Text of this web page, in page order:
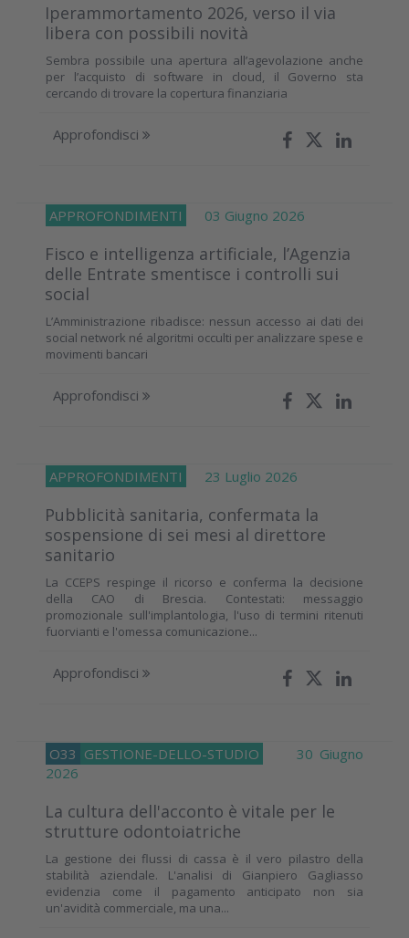
Iperammortamento 2026, verso il via
libera con possibili novità
Sembra possibile una apertura all’agevolazione anche
per l’acquisto di software in cloud, il Governo sta
cercando di trovare la copertura finanziaria
Approfondisci
APPROFONDIMENTI 03 Giugno 2026
Fisco e intelligenza artificiale, l’Agenzia
delle Entrate smentisce i controlli sui
social
L’Amministrazione ribadisce: nessun accesso ai dati dei
social network né algoritmi occulti per analizzare spese e
movimenti bancari
Approfondisci
APPROFONDIMENTI 23 Luglio 2026
Pubblicità sanitaria, confermata la
sospensione di sei mesi al direttore
sanitario
La CCEPS respinge il ricorso e conferma la decisione
della CAO di Brescia. Contestati: messaggio
promozionale sull'implantologia, l'uso di termini ritenuti
fuorvianti e l'omessa comunicazione...
Approfondisci
O33 GESTIONE-DELLO-STUDIO
30 Giugno
2026
La cultura dell'acconto è vitale per le
strutture odontoiatriche
La gestione dei flussi di cassa è il vero pilastro della
stabilità aziendale. L'analisi di Gianpiero Gagliasso
evidenzia come il pagamento anticipato non sia
un'avidità commerciale, ma una...